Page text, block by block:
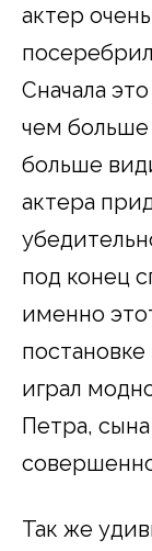
актер
Сначала
чем
больше
актера
под конец
именно
играл
Петра,
Так же